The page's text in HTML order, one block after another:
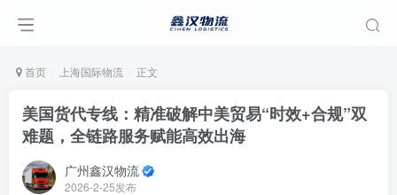
首页 上海国际物流 正文
美国货代专线：精准破解中美贸易“时效+合规”双
难题，全链路服务赋能高效出海
广州鑫汉物流
2026-2-25发布